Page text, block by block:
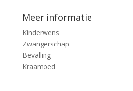
Meer informatie
Kinderwens
Zwangerschap
Bevalling
Kraambed